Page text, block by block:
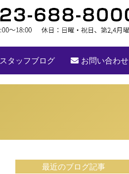
スタッフブログ お問い合わせ
最近のブログ記事